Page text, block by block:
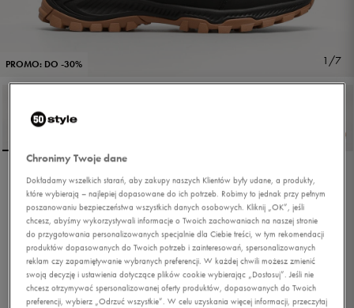
PROMO: DO -30% 1/7
UMBRO LUNA
5.0(89 )
159,99zł-40% (cena bezpośrednio przed promocją)
143,99zł -33%(najniższa cena od momentu wprowadzenia produktu)
95,99zł z Vat
Chronimy Twoje dane
Dokładamy wszelkich starań, aby zakupy naszych Klientów były udane, a produkty,
które wybierają – najlepiej dopasowane do ich potrzeb. Robimy to jednak przy pełnym
poszanowaniu bezpieczeństwa wszystkich danych osobowych. Kliknij „OK”, jeśli
chcesz, abyśmy wykorzystywali informacje o Twoich zachowaniach na naszej stronie
do przygotowania personalizowanych specjalnie dla Ciebie treści, w tym rekomendacji
produktów dopasowanych do Twoich potrzeb i zainteresowań, spersonalizowanych
reklam czy zapamiętywanie wybranych preferencji. W każdej chwili możesz zmienić
swoją decyzję i ustawienia dotyczące plików cookie wybierając „Dostosuj”. Jeśli nie
chcesz otrzymywać spersonalizowanej oferty produktów, dopasowanych do Twoich
preferencji, wybierz „Odrzuć wszystkie”. W celu uzyskania więcej informacji, przeczytaj